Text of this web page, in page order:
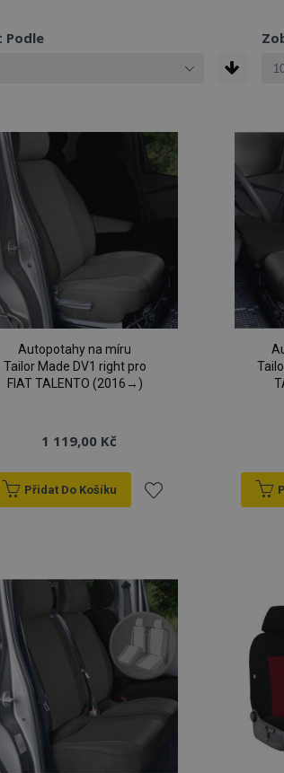
Podle
Autopotahy na míru
Tailor Made DV1 right pro
FIAT TALENTO (2016→)
1 119,00 Kč
Přidat Do Košíku
oblíbeným